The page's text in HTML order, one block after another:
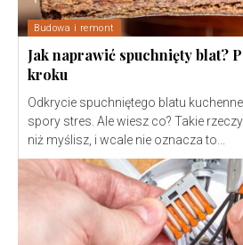
Budowa i remont
Jak naprawić spuchnięty blat?
kroku
Odkrycie spuchniętego blatu
spory stres. Ale wiesz co? Takie
niż myślisz, i wcale nie oznacza to...